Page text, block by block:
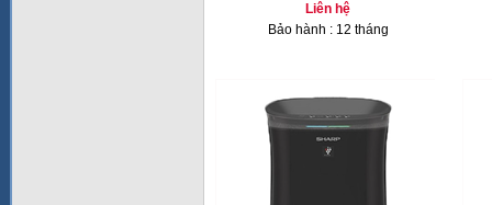
Liên hệ
Bảo hành : 12 tháng